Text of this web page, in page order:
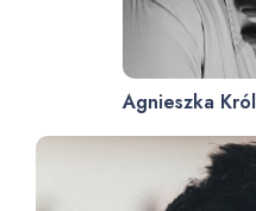
Agnieszka Król